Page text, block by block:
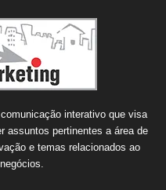
interativo que visa
assuntos pertinentes a área de
e temas relacionados ao